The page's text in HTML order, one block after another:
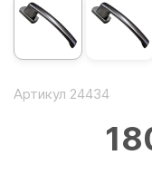
Артикул 24434